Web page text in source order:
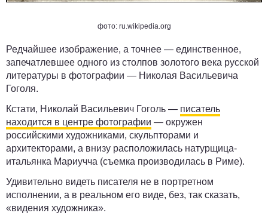
фото: ru.wikipedia.org
Редчайшее изображение, а точнее — единственное,
запечатлевшее одного из столпов золотого века русской
литературы в фотографии — Николая Васильевича
Гоголя.
Кстати, Николай Васильевич Гоголь — писатель
находится в центре фотографии — окружен
российскими художниками, скульпторами и
архитекторами, а внизу расположилась натурщица-
итальянка Мариучча (съемка производилась в Риме).
Удивительно видеть писателя не в портретном
исполнении, а в реальном его виде, без, так сказать,
«видения художника».